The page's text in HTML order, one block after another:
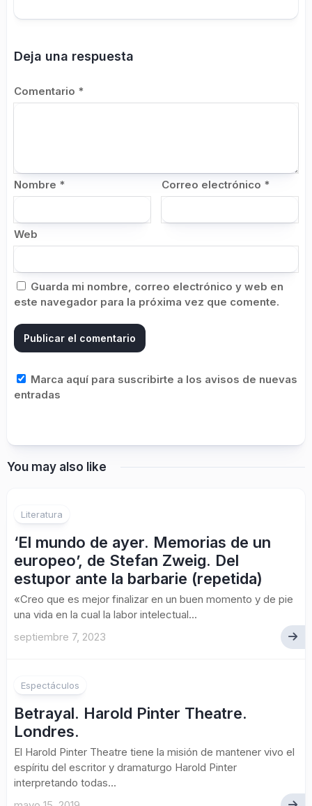
Deja una respuesta
Comentario *
Nombre * Correo electrónico *
Web
Guarda mi nombre, correo electrónico y web en
este navegador para la próxima vez que comente.
Marca aquí para suscribirte a los avisos de nuevas
entradas
You may also like
Literatura
‘El mundo de ayer. Memorias de un
europeo’, de Stefan Zweig. Del
estupor ante la barbarie (repetida)
«Creo que es mejor finalizar en un buen momento y de pie
una vida en la cual la labor intelectual...
septiembre 7, 2023
Espectáculos
Betrayal. Harold Pinter Theatre.
Londres.
El Harold Pinter Theatre tiene la misión de mantener vivo el
espíritu del escritor y dramaturgo Harold Pinter
interpretando todas...